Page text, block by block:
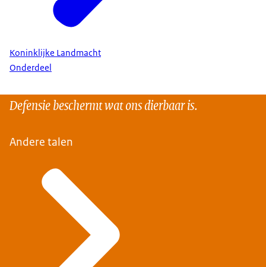
Koninklijke Landmacht
Onderdeel
Defensie beschermt wat ons dierbaar is.
Andere talen